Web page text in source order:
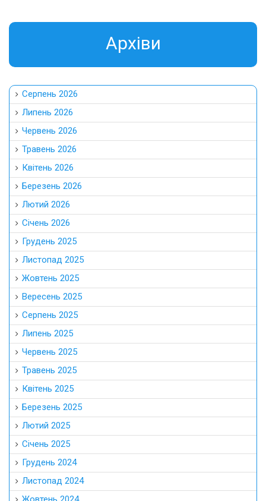
Aрхіви
Серпень 2026
Липень 2026
Червень 2026
Травень 2026
Квітень 2026
Березень 2026
Лютий 2026
Січень 2026
Грудень 2025
Листопад 2025
Жовтень 2025
Вересень 2025
Серпень 2025
Липень 2025
Червень 2025
Травень 2025
Квітень 2025
Березень 2025
Лютий 2025
Січень 2025
Грудень 2024
Листопад 2024